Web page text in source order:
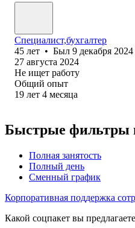
Специалист,бухгалтер
45 лет • Был 9 декабря 2024
27 августа 2024
Не ищет работу
Общий опыт
19 лет 4 месяца
Быстрые фильтры
Полная занятость
Полный день
Сменный график
Корпоративная поддержка
Какой соцпакет вы